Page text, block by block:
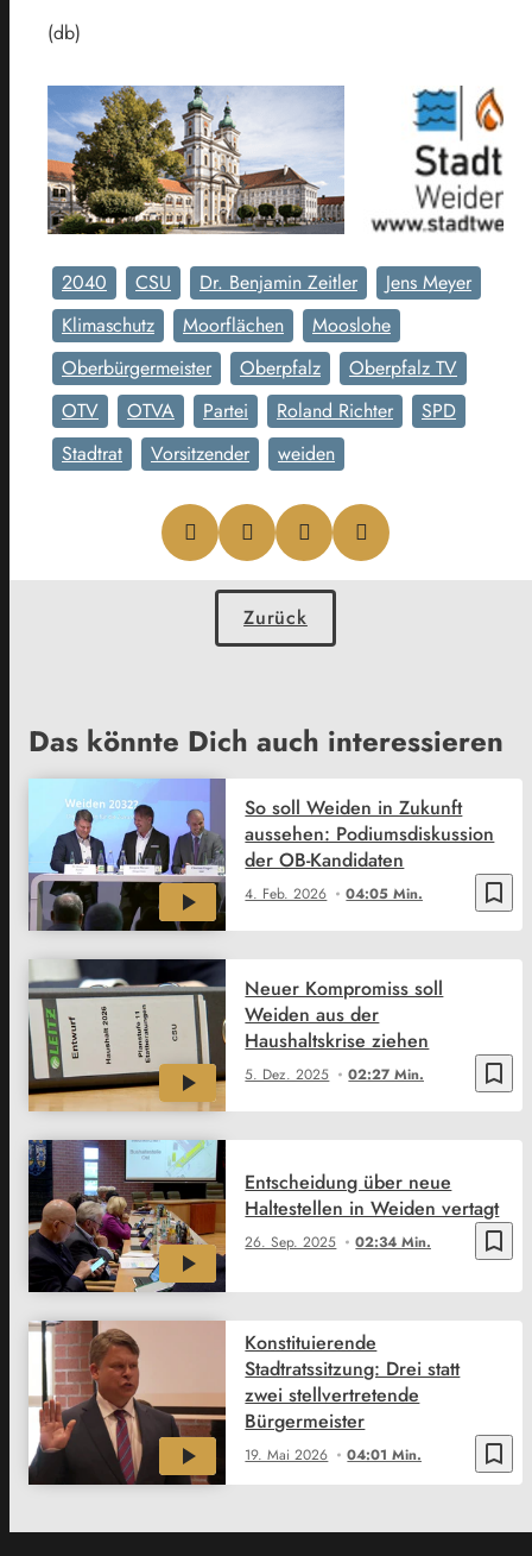
(db)
2040 CSU Dr. Benjamin Zeitler
Jens Meyer
Klimaschutz
Moorflächen
Mooslohe
Oberbürgermeister
Oberpfalz
Oberpfalz TV
OTV
OTVA Partei Roland Richter
SPD
Stadtrat
Vorsitzender weiden
Zurück
Das könnte Dich auch interessieren
bookmark_border
4. Feb. 2026 04:05 Min.
So soll Weiden in Zukunft
aussehen: Podiumsdiskussion
der OB-Kandidaten
bookmark_border
5. Dez. 2025 02:27 Min.
Neuer Kompromiss soll
Weiden aus der
Haushaltskrise ziehen
bookmark_border
26. Sep. 2025 02:34 Min.
Entscheidung über neue
Haltestellen in Weiden vertagt
bookmark_border
19. Mai 2026 04:01 Min.
Konstituierende
Stadtratssitzung: Drei statt
zwei stellvertretende
Bürgermeister